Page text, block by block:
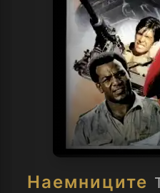
Наемниците